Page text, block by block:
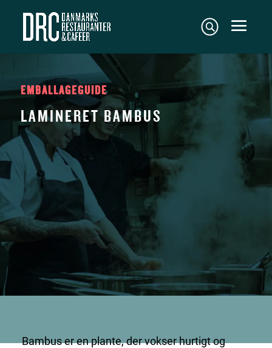
EMBALLAGEGUIDE
LAMINERET BAMBUS
Bambus er en plante, der vokser hurtigt og